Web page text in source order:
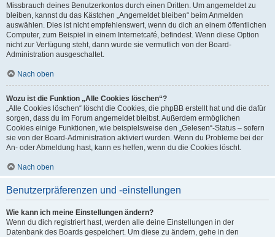
Missbrauch deines Benutzerkontos durch einen Dritten. Um angemeldet zu
bleiben, kannst du das Kästchen „Angemeldet bleiben“ beim Anmelden
auswählen. Dies ist nicht empfehlenswert, wenn du dich an einem öffentlichen
Computer, zum Beispiel in einem Internetcafé, befindest. Wenn diese Option
nicht zur Verfügung steht, dann wurde sie vermutlich von der Board-
Administration ausgeschaltet.
Nach oben
Wozu ist die Funktion „Alle Cookies löschen“?
„Alle Cookies löschen“ löscht die Cookies, die phpBB erstellt hat und die dafür
sorgen, dass du im Forum angemeldet bleibst. Außerdem ermöglichen
Cookies einige Funktionen, wie beispielsweise den „Gelesen“-Status – sofern
sie von der Board-Administration aktiviert wurden. Wenn du Probleme bei der
An- oder Abmeldung hast, kann es helfen, wenn du die Cookies löscht.
Nach oben
Benutzerpräferenzen und -einstellungen
Wie kann ich meine Einstellungen ändern?
Wenn du dich registriert hast, werden alle deine Einstellungen in der
Datenbank des Boards gespeichert. Um diese zu ändern, gehe in den